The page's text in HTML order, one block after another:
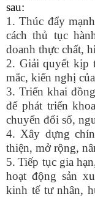
sau:
1. Thúc đẩy
cách thủ tục
doanh thực chất,
2. Giải quyết kịp
mắc, kiến nghị
3. Triển khai
để phát triển
chuyển đổi số,
4. Xây dựng
thiện, mở rộng,
5. Tiếp tục gia
hoạt động sản
kinh tế tư nhân,